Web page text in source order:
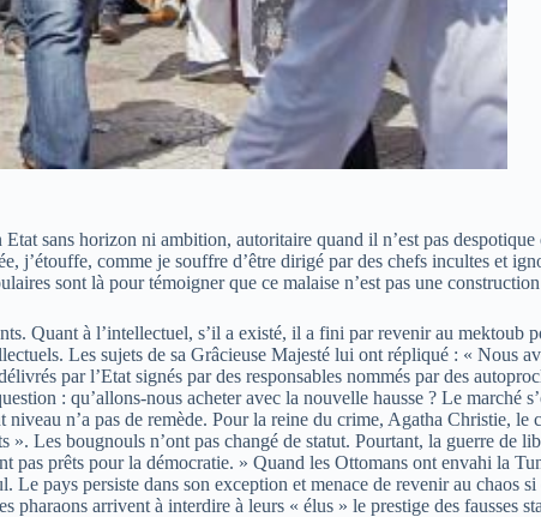
sans horizon ni ambition, autoritaire quand il n’est pas
comme je souffre d’être dirigé par des chefs incultes et
sont là pour témoigner que ce malaise n’est pas une
Quant à l’intellectuel, s’il a existé, il a fini par revenir au mektoub
Les sujets de sa Grâcieuse Majesté lui ont répliqué : « Nous
par l’Etat signés par des responsables nommés par des
: qu’allons-nous acheter avec la nouvelle hausse ? Le marché
n’a pas de remède. Pour la reine du crime, Agatha Christie, le
Les bougnouls n’ont pas changé de statut. Pourtant, la guerre de
prêts pour la démocratie. » Quand les Ottomans ont envahi la
pays persiste dans son exception et menace de revenir au chaos
pharaons arrivent à interdire à leurs « élus » le prestige des fausses